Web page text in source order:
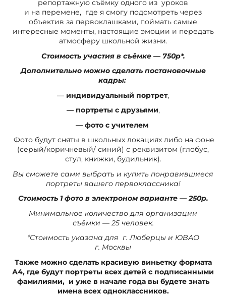
репортажную съёмку одного из уроков
и на перемене, где я смогу подсмотреть через
объектив за первоклашками, поймать самые
интересные моменты, настоящие эмоции и передать
атмосферу школьной жизни.
Стоимость участия в съёмке — 750р*.
Дополнительно можно сделать постановочные
кадры:
— индивидуальный портрет,
— портреты с друзьями,
— фото с учителем
Фото будут сняты в школьных локациях либо на фоне
(серый/коричневый/ синий) с реквизитом (глобус,
стул, книжки, будильник).
Вы сможете сами выбрать и купить понравившиеся
портреты вашего первоклассника!
Стоимость 1 фото в электроном варианте — 250р.
Минимальное количество для организации
съёмки — 25 человек.
*Стоимость указана для г. Люберцы и ЮВАО
г. Москвы
Также можно сделать красивую виньетку формата
А4, где будут портреты всех детей с подписанными
фамилиями, и уже в начале года вы будете знать
имена всех одноклассников.